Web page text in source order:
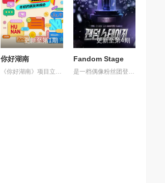
更新至第1期
你好湖南
《你好湖南》项目立足就业、创业、生活、成长四大维度，用接地气的方式解读“年轻人友好省份”。由芒果新生主持，以“建群加好友”搭建沟通桥梁，以通俗提问挖掘真实故事，以主持人手持设备为第一视角，贴身捕捉真实情感，打造沉浸式观感，呈现个体打拼、城市温暖、青年群像等多元内容。
更新至第4期
Fandom Stage
是一档偶像粉丝团登台竞技的节目。据悉，GOD、BigBang、SHINee、EXO、TWICE、MONSTA X 和 SEVENTEEN 等组合的粉丝俱乐部都将会参加。